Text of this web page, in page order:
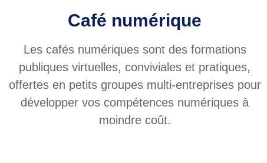
Café numérique
Les cafés numériques sont des formations
publiques virtuelles, conviviales et pratiques,
offertes en petits groupes multi-entreprises pour
développer vos compétences numériques à
moindre coût.